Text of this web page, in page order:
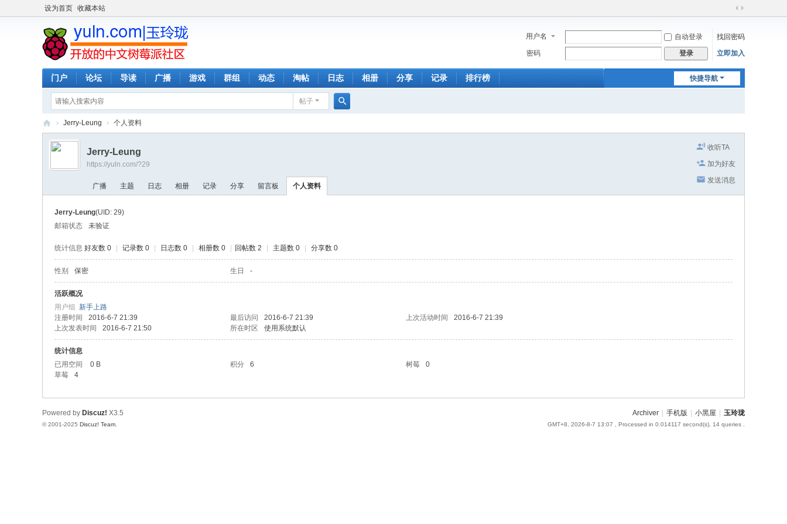
设为首页 收藏本站
切
到
宽
用户名 自动登录
找回密码
密码
登录 立即加入
快捷导航
门户 论坛 导读 广播 游戏 群组 动态 淘帖 日志 相册 分享 记录 排行榜
帖子
索
玉
珑
› Jerry-Leung › 个人资料
收听TA
加为好友
发送消息
Jerry-Leung
https://yuln.com/?29
广播 主题 日志 相册 记录 分享 留言板 个人资料
Jerry-Leung(UID: 29)
邮箱状态
未验证
统计信息 好友数 0 记录数 0 日志数 0 相册数 0 回帖数 2 主题数 0 分享数 0
性别 保密 生日 -
活跃概况
用户组 新手上路
注册时间
2016-6-7 21:39 最后访问 2016-6-7 21:39 上次活动时间
2016-6-7 21:39
上次发表时间
2016-6-7 21:50 所在时区 使用系统默认
统计信息
已用空间
0 B 积分 6 树莓
0
草莓
4
Archiver 手机版 小黑屋 玉玲珑
GMT+8, 2026-8-7 13:07 , Processed in 0.014117 second(s), 14 queries .
Powered by Discuz! X3.5
© 2001-2025 Discuz! Team